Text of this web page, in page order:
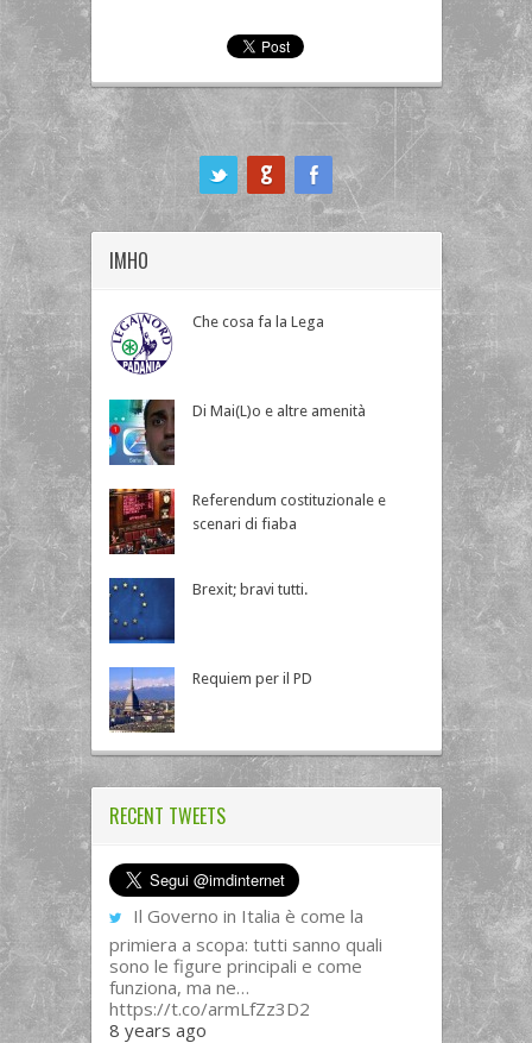
IMHO
Che cosa fa la Lega
Di Mai(L)o e altre amenità
Referendum costituzionale e
scenari di fiaba
Brexit; bravi tutti.
Requiem per il PD
RECENT TWEETS
Il Governo in Italia è come la
primiera a scopa: tutti sanno quali
sono le figure principali e come
funziona, ma ne…
https://t.co/armLfZz3D2
8 years ago